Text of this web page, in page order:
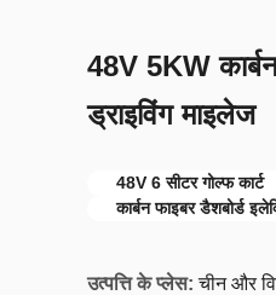
48V 5KW
ड्राइविंग माइलेज
48V 6 सीटर गोल्फ कार्ट
कार्बन फाइबर डैशबोर्ड
उत्पत्ति के प्लेस: चीन और